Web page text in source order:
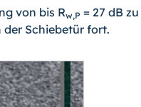
von bis Rw,P = 27 dB zu
der Schiebetür fort.